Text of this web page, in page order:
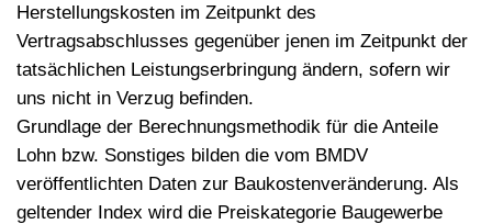
Herstellungskosten im Zeitpunkt des
Vertragsabschlusses gegenüber jenen im Zeitpunkt der
tatsächlichen Leistungserbringung ändern, sofern wir
uns nicht in Verzug befinden.
Grundlage der Berechnungsmethodik für die Anteile
Lohn bzw. Sonstiges bilden die vom BMDV
veröffentlichten Daten zur Baukostenveränderung. Als
geltender Index wird die Preiskategorie Baugewerbe